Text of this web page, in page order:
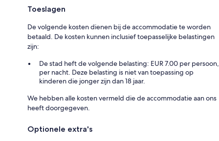
Toeslagen
De volgende kosten dienen bij de accommodatie te worden
betaald. De kosten kunnen inclusief toepasselijke belastingen
zijn:
De stad heft de volgende belasting: EUR 7.00 per persoon,
per nacht. Deze belasting is niet van toepassing op
kinderen die jonger zijn dan 18 jaar.
We hebben alle kosten vermeld die de accommodatie aan ons
heeft doorgegeven.
Optionele extra's